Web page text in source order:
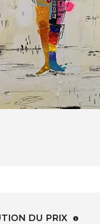
DU PRIX